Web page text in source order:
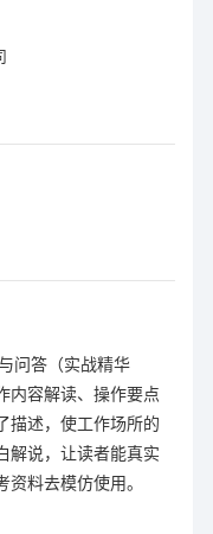
问答（实战精华
内容解读、操作要点
描述，使工作场所的
解说，让读者能真实
料去模仿使用。